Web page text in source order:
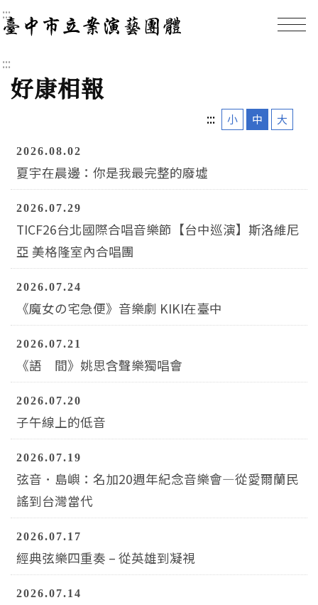
:::
臺中市立案演藝團體｜
:::
好康相報
::: 小 中 大
2026.08.02
夏宇在晨邊：你是我最完整的廢墟
2026.07.29
TICF26台北國際合唱音樂節【台中巡演】斯洛維尼
亞 美格隆室內合唱團
2026.07.24
《魔女の宅急便》音樂劇 KIKI在臺中
2026.07.21
《語 間》姚思含聲樂獨唱會
2026.07.20
子午線上的低音
2026.07.19
弦音．島嶼：名加20週年紀念音樂會—從愛爾蘭民
謠到台灣當代
2026.07.17
經典弦樂四重奏 – 從英雄到凝視
2026.07.14